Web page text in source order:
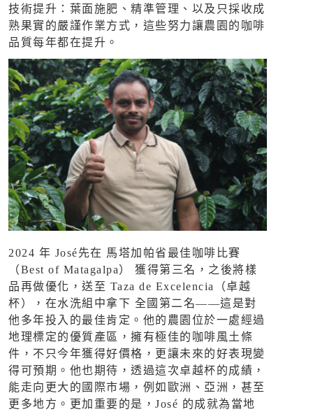
技術提升：葉面施肥、精準管理、以及只採收成
熟果實的嚴謹作業方式，這些努力讓農園的咖啡
品質每年都在提升。
2024 年 José先在 馬塔加帕省最佳咖啡比賽
（Best of Matagalpa） 獲得第三名，之後將樣
品再做優化，送至 Taza de Excelencia（卓越
杯），在水洗組中拿下 全國第二名——這是對
他多年投入的最佳肯定。他的農園位於一處經過
地理標定的優質產區，擁有極佳的咖啡風土條
件，不只今年獲得好價格，更讓未來的好表現變
得可預期。他也期待，透過這次卓越杯的成績，
能走向更大的國際市場，例如歐洲、亞洲，甚至
更多地方。更加重要的是，José 的成就為當地